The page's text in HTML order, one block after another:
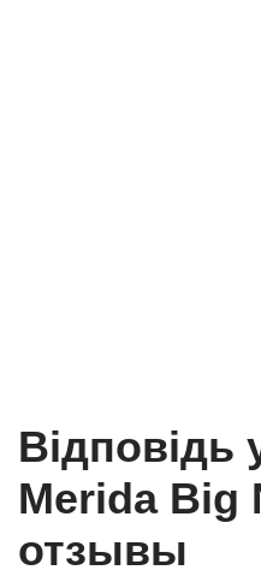
Відповідь
Merida Big
отзывы